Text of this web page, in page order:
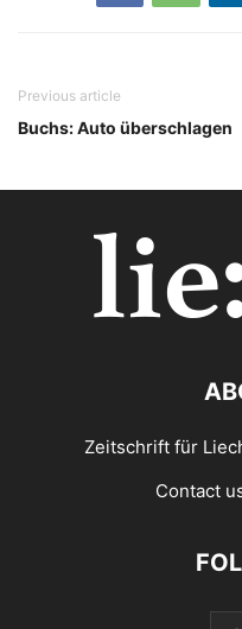
Previous article
Buchs: Auto überschlagen
Zeitschrift für
Contact